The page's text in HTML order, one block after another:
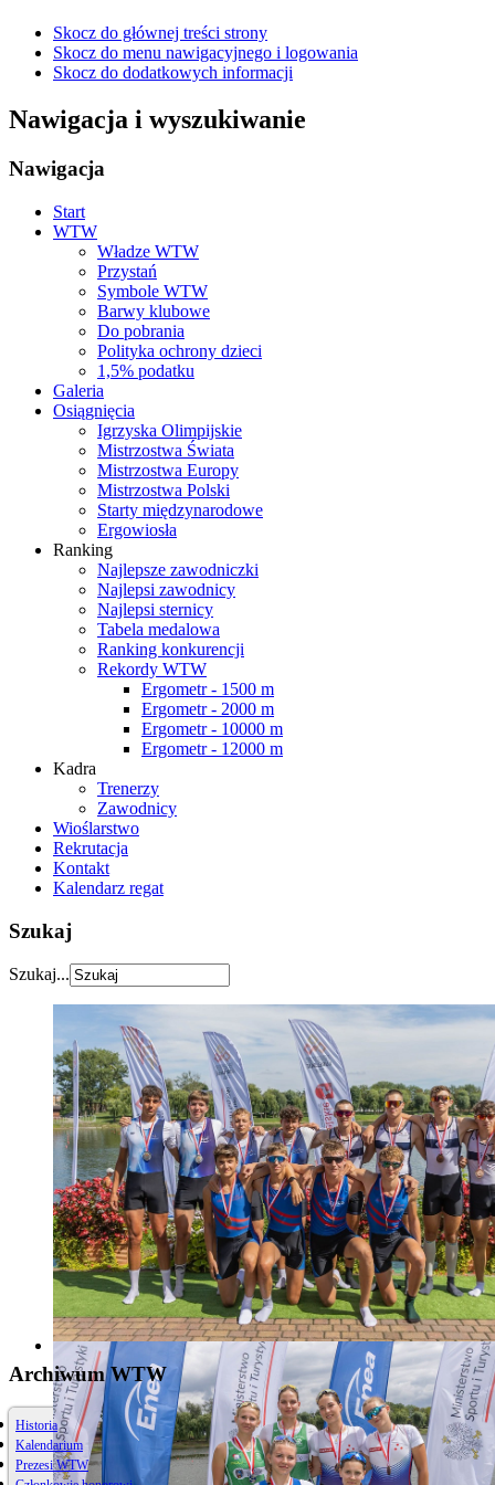
Skocz do głównej treści strony
Skocz do menu nawigacyjnego i logowania
Skocz do dodatkowych informacji
Nawigacja i wyszukiwanie
Nawigacja
Start
WTW
Władze WTW
Przystań
Symbole WTW
Barwy klubowe
Do pobrania
Polityka ochrony dzieci
1,5% podatku
Galeria
Osiągnięcia
Igrzyska Olimpijskie
Mistrzostwa Świata
Mistrzostwa Europy
Mistrzostwa Polski
Starty międzynarodowe
Ergowiosła
Ranking
Najlepsze zawodniczki
Najlepsi zawodnicy
Najlepsi sternicy
Tabela medalowa
Ranking konkurencji
Rekordy WTW
Ergometr - 1500 m
Ergometr - 2000 m
Ergometr - 10000 m
Ergometr - 12000 m
Kadra
Trenerzy
Zawodnicy
Wioślarstwo
Rekrutacja
Kontakt
Kalendarz regat
Szukaj
Szukaj...
Archiwum WTW
Historia
Kalendarium
Prezesi WTW